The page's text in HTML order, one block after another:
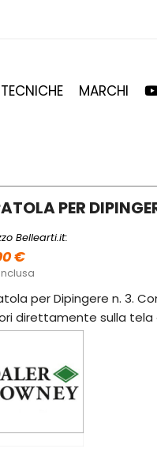
MARCHI
PER
Bellearti.it:
€
per Dipingere n. 3.
direttamente sulla